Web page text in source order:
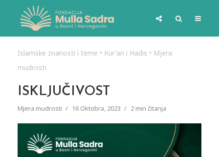
Islamske znanosti i teme • Kur'an i Hadis • Mjera
mudrosti
ISKLJUČIVOST
Mjera mudrosti 16 Oktobra, 2023 2 min čitanja